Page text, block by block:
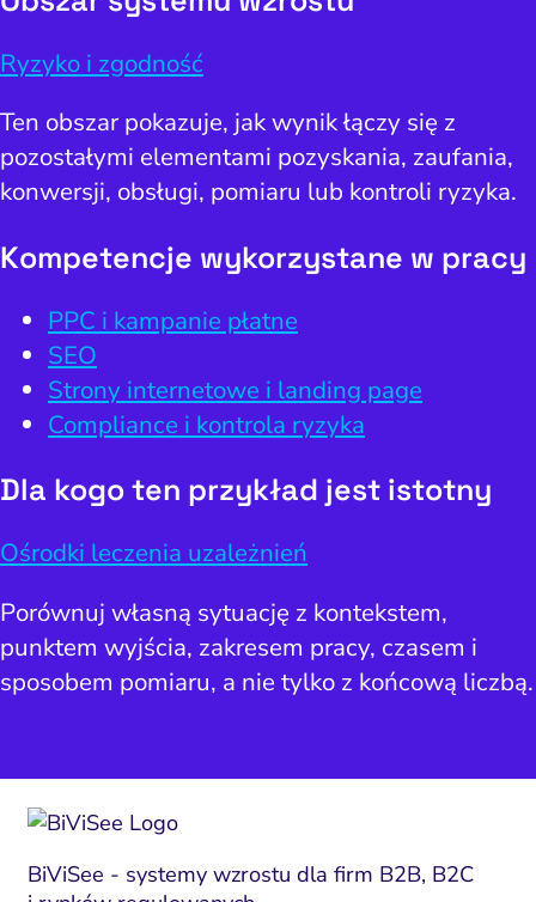
Ryzyko i zgodność
Ten obszar pokazuje, jak wynik łączy się z
pozostałymi elementami pozyskania, zaufania,
konwersji, obsługi, pomiaru lub kontroli ryzyka.
Kompetencje wykorzystane w pracy
PPC i kampanie płatne
SEO
Strony internetowe i landing page
Compliance i kontrola ryzyka
Dla kogo ten przykład jest istotny
Ośrodki leczenia uzależnień
Porównuj własną sytuację z kontekstem,
punktem wyjścia, zakresem pracy, czasem i
sposobem pomiaru, a nie tylko z końcową liczbą.
BiViSee - systemy wzrostu dla firm B2B, B2C